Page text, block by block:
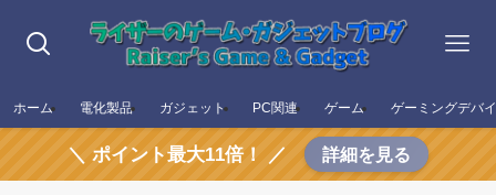
ホーム 電化製品 ガジェット PC関連 ゲーム ゲーミングデバ
＼ ポイント最大11倍！ ／ 詳細を見る